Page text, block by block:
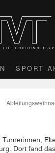
SPORT
Dort fand